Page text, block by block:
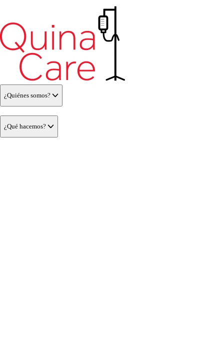
¿Quiénes somos?
¿Qué hacemos?